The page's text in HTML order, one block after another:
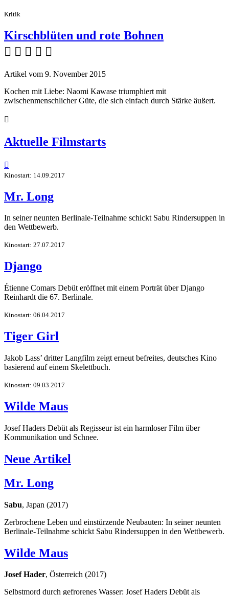
Kritik
Kirschblüten und rote Bohnen
    
Artikel vom 9. November 2015
Kochen mit Liebe: Naomi Kawase triumphiert mit
zwischenmenschlicher Güte, die sich einfach durch Stärke äußert.

Aktuelle Filmstarts

Kinostart: 14.09.2017
Mr. Long
In seiner neunten Berlinale-Teilnahme schickt Sabu Rindersuppen in
den Wettbewerb.
Kinostart: 27.07.2017
Django
Étienne Comars Debüt eröffnet mit einem Porträt über Django
Reinhardt die 67. Berlinale.
Kinostart: 06.04.2017
Tiger Girl
Jakob Lass’ dritter Langfilm zeigt erneut befreites, deutsches Kino
basierend auf einem Skelettbuch.
Kinostart: 09.03.2017
Wilde Maus
Josef Haders Debüt als Regisseur ist ein harmloser Film über
Kommunikation und Schnee.
Neue Artikel
Mr. Long
Sabu, Japan (2017)
Zerbrochene Leben und einstürzende Neubauten: In seiner neunten
Berlinale-Teilnahme schickt Sabu Rindersuppen in den Wettbewerb.
Wilde Maus
Josef Hader, Österreich (2017)
Selbstmord durch gefrorenes Wasser: Josef Haders Debüt als